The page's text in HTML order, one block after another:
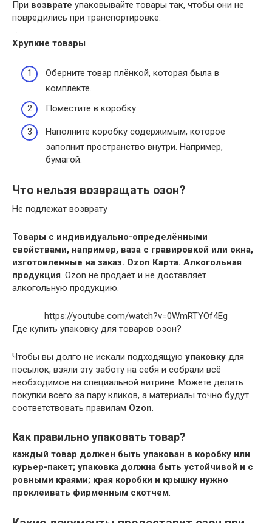
При возврате упаковывайте товары так, чтобы они не
повредились при транспортировке.
…
Хрупкие товары
Оберните товар плёнкой, которая была в
комплекте.
Поместите в коробку.
Наполните коробку содержимым, которое
заполнит пространство внутри. Например,
бумагой.
Что нельзя возвращать озон?
Не подлежат возврату
Товары с индивидуально-определёнными
свойствами, например, ваза с гравировкой или окна,
изготовленные на заказ. Ozon Карта. Алкогольная
продукция. Ozon не продаёт и не доставляет
алкогольную продукцию.
https://youtube.com/watch?v=0WmRTYOf4Eg
Где купить упаковку для товаров озон?
Чтобы вы долго не искали подходящую упаковку для
посылок, взяли эту заботу на себя и собрали всё
необходимое на специальной витрине. Можете делать
покупки всего за пару кликов, а материалы точно будут
соответствовать правилам Ozon.
Как правильно упаковать товар?
каждый товар должен быть упакован в коробку или
курьер-пакет; упаковка должна быть устойчивой и с
ровными краями; края коробки и крышку нужно
проклеивать фирменным скотчем.